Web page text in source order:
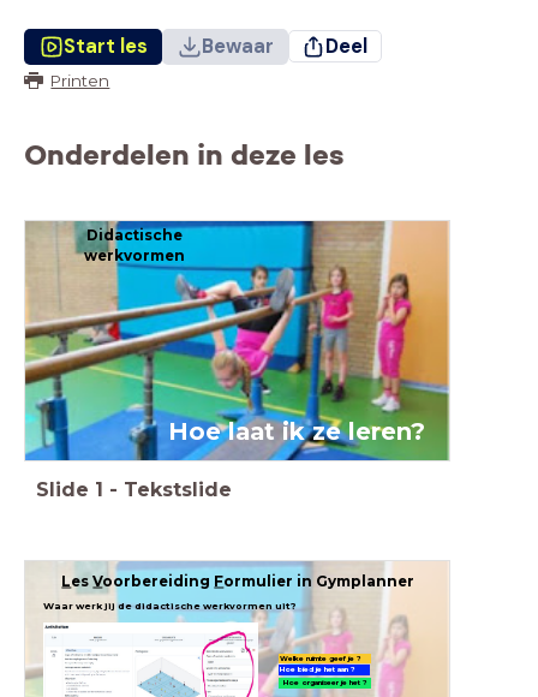
Start les Bewaar Deel
Printen
Onderdelen in deze les
Didactische
werkvormen
Hoe laat ik ze leren?
Slide 1 - Tekstslide
LesVoorbereiding Formulier in Gymplanner
Waar werk jij de didactische werkvormen uit?
Hoe organiseer je het ?
Hoe bied je het aan ?
Welke ruimte geef je ?